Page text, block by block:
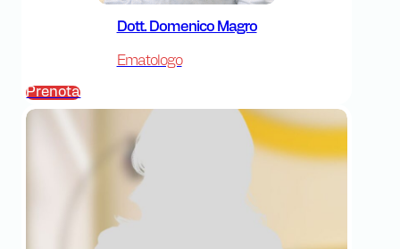
Dott. Domenico Magro
Ematologo
Prenota